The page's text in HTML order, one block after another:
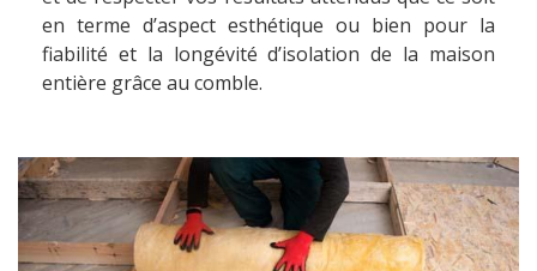
en terme d’aspect esthétique ou bien pour la
fiabilité et la longévité d’isolation de la maison
entière grâce au comble.